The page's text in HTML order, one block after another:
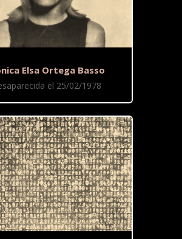
Elsa Ortega Basso
el 25/02/1978